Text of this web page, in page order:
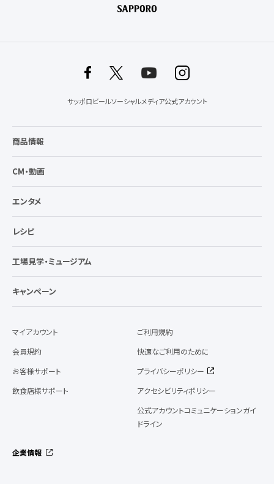
サッポロビールソーシャルメディア公式アカウント
商品情報
CM・動画
エンタメ
レシピ
工場見学・ミュージアム
キャンペーン
マイアカウント
会員規約
お客様サポート
飲食店様サポート
ご利用規約
快適なご利用のために
プライバシーポリシー
アクセシビリティポリシー
公式アカウントコミュニケーションガイ
ドライン
企業情報